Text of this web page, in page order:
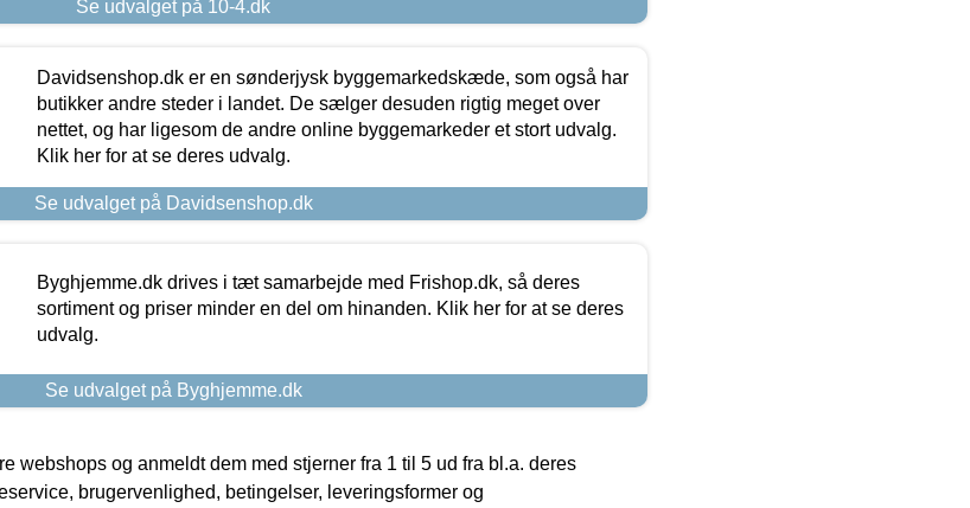
Se udvalget på 10-4.dk
Davidsenshop.dk er en sønderjysk byggemarkedskæde, som også har
butikker andre steder i landet. De sælger desuden rigtig meget over
nettet, og har ligesom de andre online byggemarkeder et stort udvalg.
Klik her for at se deres udvalg.
Se udvalget på Davidsenshop.dk
Byghjemme.dk drives i tæt samarbejde med Frishop.dk, så deres
sortiment og priser minder en del om hinanden. Klik her for at se deres
udvalg.
Se udvalget på Byghjemme.dk
webshops og anmeldt dem med stjerner fra 1 til 5 ud fra bl.a. deres
brugervenlighed, betingelser, leveringsformer og